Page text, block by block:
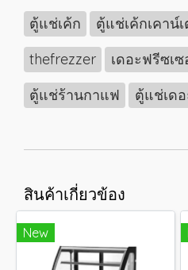
ตู้แช่เค้ก ตู้แช่เค้กเคาน์
thefrezzer
เดอะฟรีซเซ
ตู้แช่ร้านกาแฟ
ตู้แช่เด
สินค้าเกี่ยวข้อง
New